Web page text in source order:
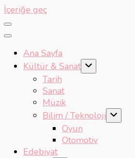
İçeriğe geç
Ana Sayfa
Kültür & Sanat
Tarih
Sanat
Müzik
Bilim / Teknoloji
Oyun
Otomotiv
Edebiyat